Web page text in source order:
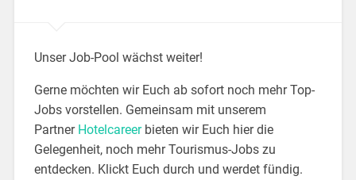
Unser Job-Pool wächst weiter!
Gerne möchten wir Euch ab sofort noch mehr Top-
Jobs vorstellen. Gemeinsam mit unserem
Partner Hotelcareerbieten wir Euch hier die
Gelegenheit, noch mehr Tourismus-Jobs zu
entdecken. Klickt Euch durch und werdet fündig.